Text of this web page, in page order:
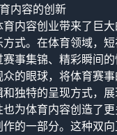
内容的创新
内容创业带来了巨
式。在体育领域，
事集锦、精彩瞬间
的眼球，将体育赛
独特的呈现方式，
为体育内容创造了
的一部分。这种双